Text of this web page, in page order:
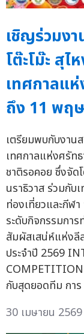
เชิญร่วมง
โต๊ะโม๊ะ สุ
เทศกาลแ
ถึง 11 พฤ
เตรียมพบกับงานส
เทศกาลแห่งศรัท
ชาติรอคอย ซึ่งจัด
นราธิวาส ร่วมกับ
ท่องเที่ยวและกีฬ
ระดับกิจกรรมกา
สัมผัสเสน่ห์แห่งลี
ประจำปี 2569
กับสุดยอดทีม การ
30 เมษายน